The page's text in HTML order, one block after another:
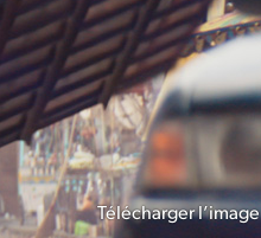
Télécharger l’image